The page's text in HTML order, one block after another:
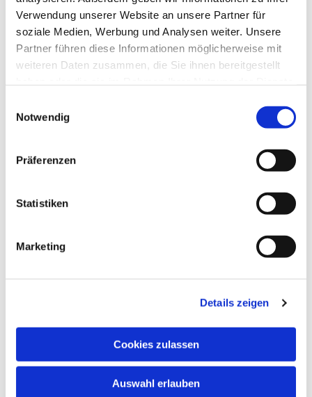
Verwendung unserer Website an unsere Partner für
soziale Medien, Werbung und Analysen weiter. Unsere
Partner führen diese Informationen möglicherweise mit
weiteren Daten zusammen, die Sie ihnen bereitgestellt
Notwendig
Präferenzen
Statistiken
Marketing
Details zeigen
Cookies zulassen
Auswahl erlauben
Dies könnte Sie auch